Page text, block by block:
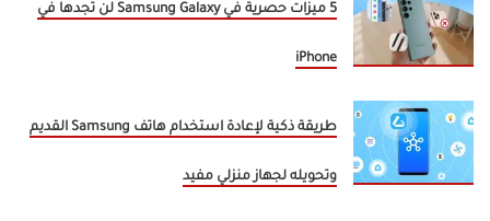
5 ميزات حصرية في Samsung Galaxy لن تجدها في
iPhone
طريقة ذكية لإعادة استخدام هاتف Samsung القديم
وتحويله لجهاز منزلي مفيد